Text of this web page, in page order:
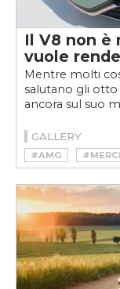
Il V8 non è
vuole
Mentre molti
salutano gli otto
ancora sul suo
GALLERY
#AMG